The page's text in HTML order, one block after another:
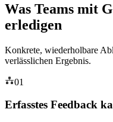
Was Teams mit
erledigen
Konkrete, wiederholbare
verlässlichen Ergebnis.
01
Erfasstes Feedback